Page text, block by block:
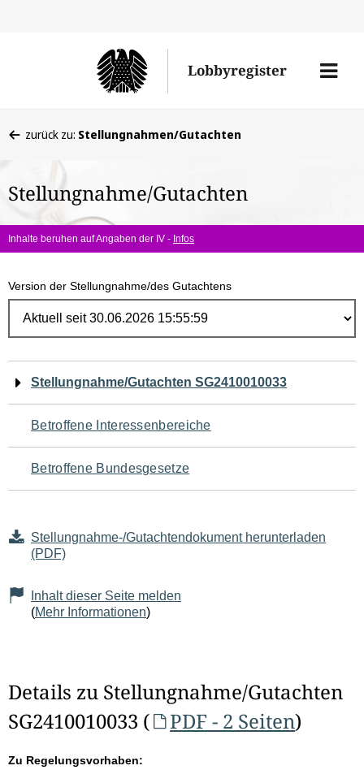
Lobbyregister
Menü
befinden
hier:
zurück zu: Stellungnahmen/Gutachten
Stellungnahme/Gutachten
Inhalte beruhen auf Angaben der IV - Infos
Version der Stellungnahme/des Gutachtens
Navigation
für
den
Seiteninhalt
Stellungnahme/Gutachten SG2410010033
Betroffene Interessenbereiche
Betroffene Bundesgesetze
Stellungnahme-/Gutachtendokument herunterladen
(PDF)
Inhalt dieser Seite melden
(Mehr Informationen)
Details zu Stellungnahme/Gutachten
SG2410010033 (
PDF - 2 Seiten)
Zu Regelungsvorhaben: